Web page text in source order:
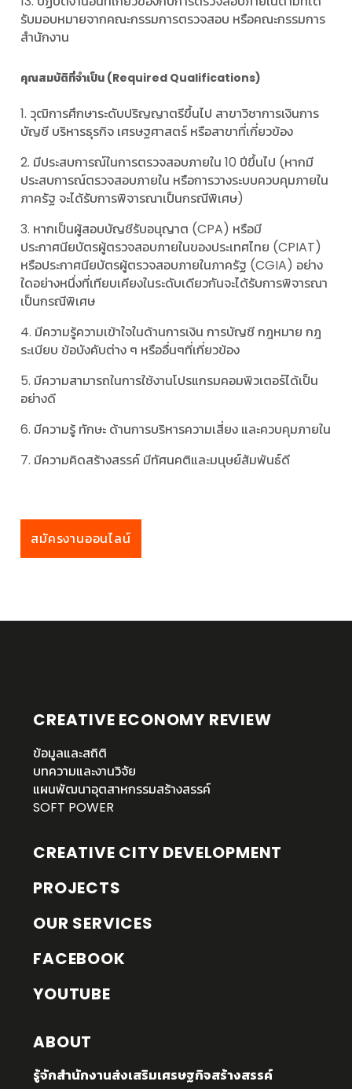
รับมอบหมายจากคณะกรรมการตรวจสอบ หรือคณะกรรมการ
สำนักงาน
คุณสมบัติที่จำเป็น (Required Qualifications)
1. วุฒิการศึกษาระดับปริญญาตรีขึ้นไป สาขาวิชาการเงินการ
บัญชี บริหารธุรกิจ เศรษฐศาสตร์ หรือสาขาที่เกี่ยวข้อง
2. มีประสบการณ์ในการตรวจสอบภายใน 10 ปีขึ้นไป (หากมี
ประสบการณ์ตรวจสอบภายใน หรือการวางระบบควบคุมภายใน
ภาครัฐ จะได้รับการพิจารณาเป็นกรณีพิเศษ)
3. หากเป็นผู้สอบบัญชีรับอนุญาต (CPA) หรือมี
ประกาศนียบัตรผู้ตรวจสอบภายในของประเทศไทย (CPIAT)
หรือประกาศนียบัตรผู้ตรวจสอบภายในภาครัฐ (CGIA) อย่าง
ใดอย่างหนึ่งที่เทียบเคียงในระดับเดียวกันจะได้รับการพิจารณา
เป็นกรณีพิเศษ
4. มีความรู้ความเข้าใจในด้านการเงิน การบัญชี กฎหมาย กฎ
ระเบียบ ข้อบังคับต่าง ๆ หรืออื่นๆที่เกี่ยวข้อง
5. มีความสามารถในการใช้งานโปรแกรมคอมพิวเตอร์ได้เป็น
อย่างดี
6. มีความรู้ ทักษะ ด้านการบริหารความเสี่ยง และควบคุมภายใน
7. มีความคิดสร้างสรรค์ มีทัศนคติและมนุษย์สัมพันธ์ดี
สมัครงานออนไลน์
CREATIVE ECONOMY REVIEW
ข้อมูลและสถิติ
บทความและงานวิจัย
แผนพัฒนาอุตสาหกรรมสร้างสรรค์
SOFT POWER
CREATIVE CITY DEVELOPMENT
PROJECTS
OUR SERVICES
FACEBOOK
YOUTUBE
ABOUT
รู้จักสำนักงานส่งเสริมเศรษฐกิจสร้างสรรค์